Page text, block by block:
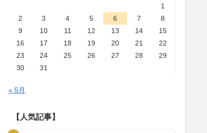
1
2
3 4 5 6 7
8
9
10 11 12 13 14
15
16
17 18 19 20 21
22
23
24 25 26 27 28
29
30
31
« 5月
【人気記事】